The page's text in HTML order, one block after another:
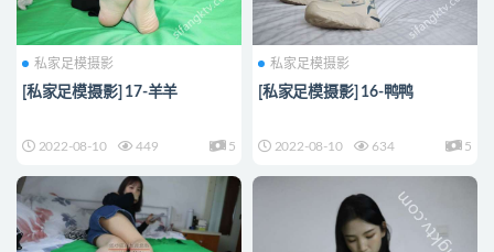
私家足模摄影
[私家足模摄影] 17-羊羊
2022-08-10 449 5
私家足模摄影
[私家足模摄影] 16-鸭鸭
2022-08-10 634 5